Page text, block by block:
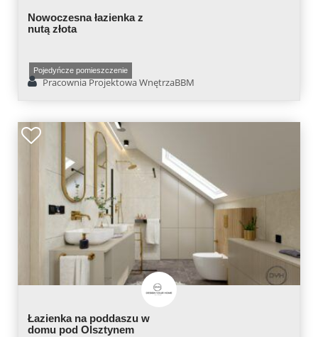
Nowoczesna łazienka z
nutą złota
Pojedyńcze pomieszczenie
Pracownia Projektowa WnętrzaBBM
Łazienka na poddaszu w
domu pod Olsztynem